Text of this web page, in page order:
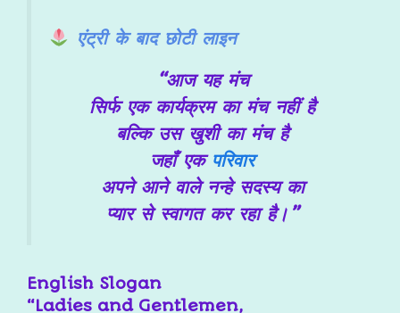
एंट्री के बाद छोटी लाइन
“आज यह मंच
सिर्फ एक कार्यक्रम का मंच नहीं है
बल्कि उस खुशी का मंच है
जहाँ एक परिवार
अपने आने वाले नन्हे सदस्य का
प्यार से स्वागत कर रहा है।”
English Slogan
“Ladies and Gentlemen,